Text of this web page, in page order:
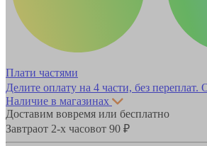
Плати частями
Делите оплату на 4 части, без переплат.
Наличие в магазинах
Доставим вовремя или бесплатно
Завтраот 2-х часовот 90 ₽